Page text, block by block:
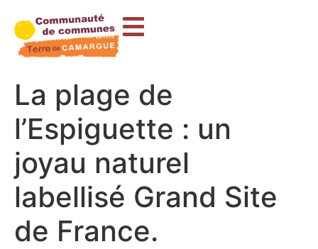
principal
La plage de
l’Espiguette : un
joyau naturel
labellisé Grand Site
de France.